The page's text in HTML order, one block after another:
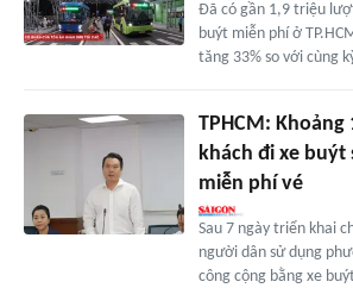
Đã có gần 1,9 triệu
buýt miễn phí ở
tăng 33% so với cùng
TPHCM:
khách đi xe buýt
miễn phí vé
Sau 7 ngày triển khai
người dân sử dụng
công cộng bằng xe